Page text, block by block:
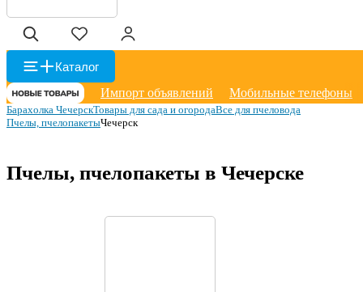
Каталог
Импорт объявлений
Мобильные телефоны
Барахолка ЧечерскТовары для сада и огородаВсе для пчеловода
Пчелы, пчелопакетыЧечерск
Пчелы, пчелопакеты в Чечерске